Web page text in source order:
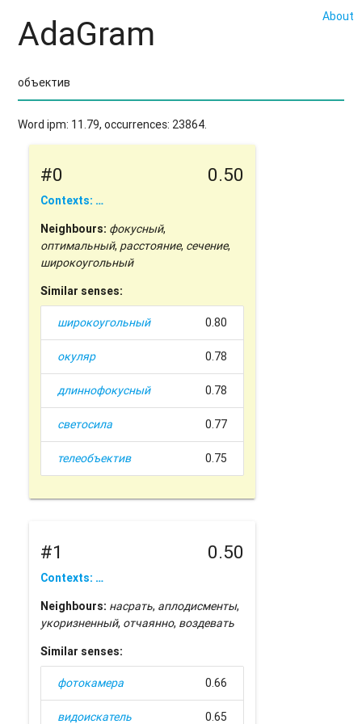
About
AdaGram
Word ipm: 11.79, occurrences: 23864.
#0 0.50
Contexts: …
Neighbours: фокусный,
оптимальный, расстояние, сечение,
широкоугольный
Similar senses:
широкоугольный 0.80
окуляр 0.78
длиннофокусный 0.78
светосила 0.77
телеобъектив 0.75
#1 0.50
Contexts: …
Neighbours: насрать, аплодисменты,
укоризненный, отчаянно, воздевать
Similar senses:
фотокамера 0.66
видоискатель 0.65